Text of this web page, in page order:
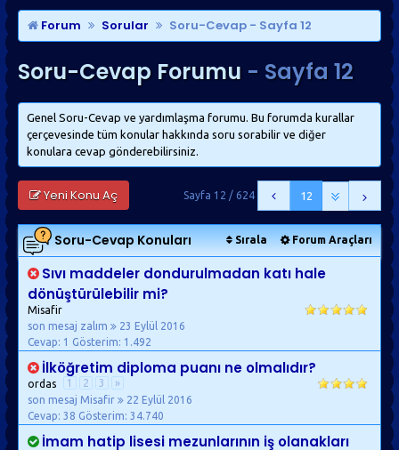
KISAYOLLAR
Forum Sorular Soru-Cevap - Sayfa 12
Soru-Cevap Forumu - Sayfa 12
Genel Soru-Cevap ve yardımlaşma forumu. Bu forumda kurallar
çerçevesinde tüm konular hakkında soru sorabilir ve diğer
konulara cevap gönderebilirsiniz.
Yeni Konu Aç 12
Sayfa 12 / 624
Sırala Forum Araçları
Soru-CevapKonuları
Sıvı maddeler dondurulmadan katı hale
dönüştürülebilir mi?
Misafir
son mesaj zalım
23 Eylül 2016
Cevap: 1 Gösterim: 1.492
İlköğretim diploma puanı ne olmalıdır?
ordas 1 2 3
»
son mesaj Misafir
22 Eylül 2016
Cevap: 38 Gösterim: 34.740
İmam hatip lisesi mezunlarının iş olanakları